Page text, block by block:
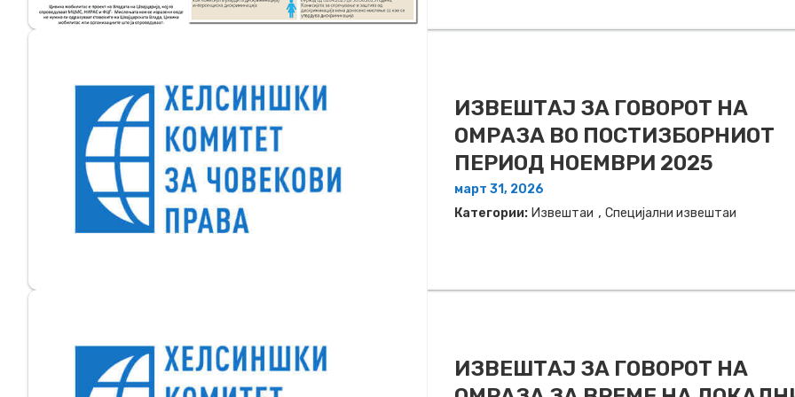
ИЗВЕШТАЈ ЗА ГОВОРОТ НА
ОМРАЗА ВО ПОСТИЗБОРНИОТ
ПЕРИОД НОЕМВРИ 2025
март 31, 2026
Категории: Извештаи , Специјални извештаи
ИЗВЕШТАЈ ЗА ГОВОРОТ НА